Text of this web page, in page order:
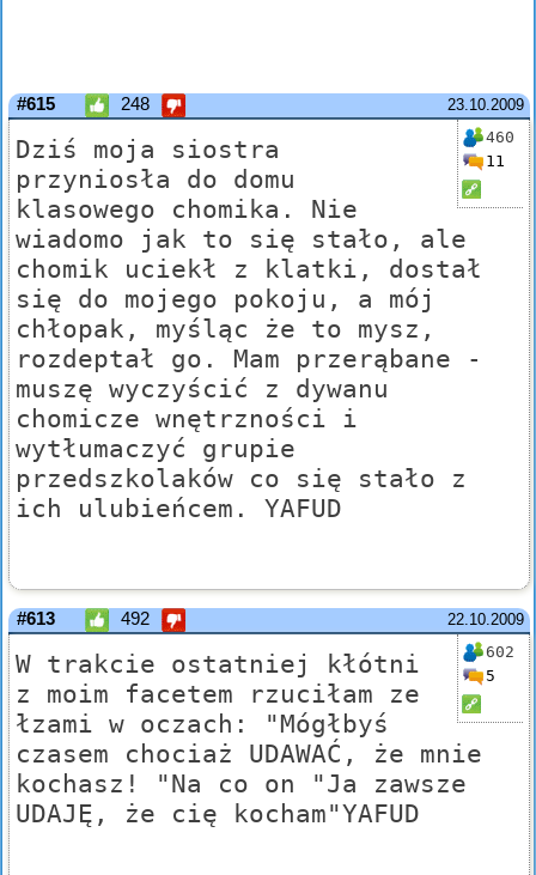
23.10.2009
#615 248
460
11
Dziś moja siostra
przyniosła do domu
klasowego chomika. Nie
wiadomo jak to się stało, ale
chomik uciekł z klatki, dostał
się do mojego pokoju, a mój
chłopak, myśląc że to mysz,
rozdeptał go. Mam przerąbane -
muszę wyczyścić z dywanu
chomicze wnętrzności i
wytłumaczyć grupie
przedszkolaków co się stało z
ich ulubieńcem. YAFUD
22.10.2009
#613 492
602
5
W trakcie ostatniej kłótni
z moim facetem rzuciłam ze
łzami w oczach: "Mógłbyś
czasem chociaż UDAWAĆ, że mnie
kochasz! "Na co on "Ja zawsze
UDAJĘ, że cię kocham"YAFUD